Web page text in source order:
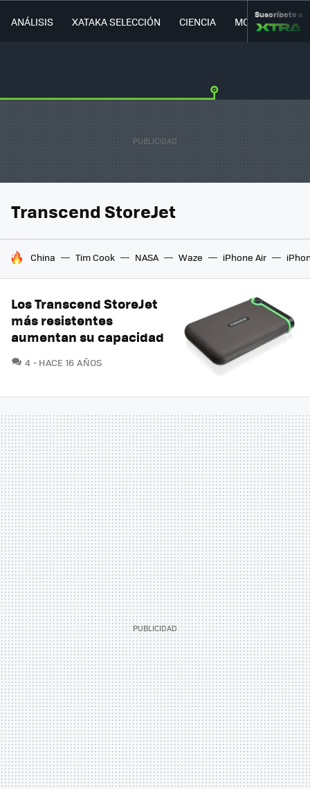
ANÁLISIS XATAKA SELECCIÓN CIENCIA MOVILIDAD
Suscríbete a
Transcend StoreJet
HOY SE HABLA DE
China Tim Cook NASA Waze iPhone Air
Los Transcend StoreJet
más resistentes
aumentan su capacidad
4 COMENTARIOS
HACE 16 AÑOS